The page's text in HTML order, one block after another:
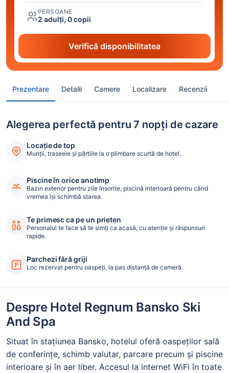
PERSOANE
2 adulți, 0 copii
Verifică disponibilitatea
Prezentare Detalii Camere Localizare Recenzii
Alegerea perfectă pentru 7 nopți de cazare
Locație de top
Munții, traseele și pârtiile la o plimbare scurtă de hotel.
Piscine în orice anotimp
Bazin exterior pentru zile însorite, piscină interioară pentru când
vremea își schimbă starea.
Te primesc ca pe un prieten
Personalul te face să te simți ca acasă, cu atenție și răspunsuri
rapide.
Parchezi fără griji
Loc rezervat pentru oaspeți, la pas distanță de cameră.
Despre Hotel Regnum Bansko Ski
And Spa
Situat în stațiunea Bansko, hotelul oferă oaspeților sală
de conferințe, schimb valutar, parcare precum și piscine
interioare şi în aer liber. Accesul la internet WiFi în toate